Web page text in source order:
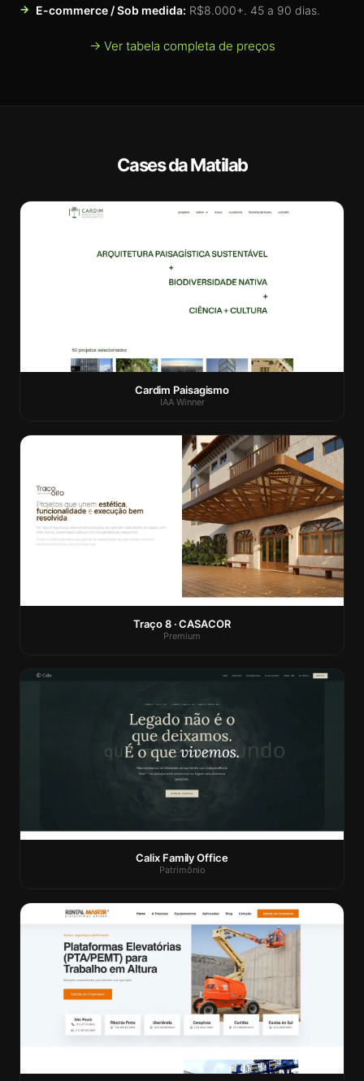
E-commerce / Sob medida: R$8.000+. 45 a 90 dias.
→ Ver tabela completa de preços
Cases da Matilab
Cardim Paisagismo
IAA Winner
Traço 8 · CASACOR
Premium
Calix Family Office
Patrimônio